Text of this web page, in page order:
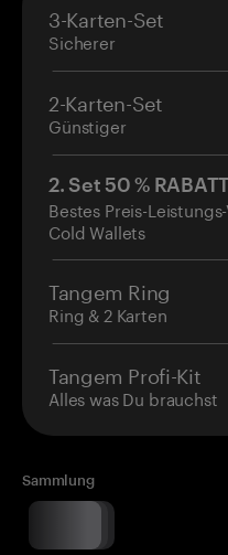
3-Karten-Set
Sicherer
2-Karten-Set
Günstiger
2. Set 50 % RABATT
Bestes Preis-
Cold Wallets
Tangem Ring
Ring & 2 Karten
Tangem Profi-Kit
Alles was Du brauchst
Sammlung